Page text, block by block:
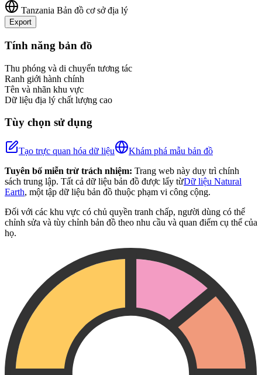
Tanzania Bản đồ cơ sở địa lý
Export
+
Tính năng bản đồ
Thu phóng và di chuyển tương tác
Ranh giới hành chính
Tên và nhãn khu vực
Dữ liệu địa lý chất lượng cao
Tùy chọn sử dụng
Tạo trực quan hóa dữ liệu
Khám phá mẫu bản đồ
Tuyên bố miễn trừ trách nhiệm: Trang web này duy trì chính
sách trung lập. Tất cả dữ liệu bản đồ được lấy từDữ liệu Natural
Earth, một tập dữ liệu bản đồ thuộc phạm vi công cộng.
Đối với các khu vực có chủ quyền tranh chấp, người dùng có thể
chỉnh sửa và tùy chỉnh bản đồ theo nhu cầu và quan điểm cụ thể của
họ.